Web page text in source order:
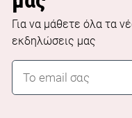
Για να μάθετε όλα τα
εκδηλώσεις μας